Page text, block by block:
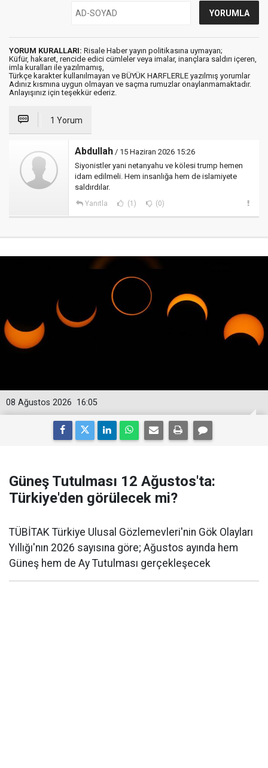
YORUM KURALLARI: Risale Haber yayın politikasına uymayan;
Küfür, hakaret, rencide edici cümleler veya imalar, inançlara saldırı içeren,
imla kuralları ile yazılmamış,
Türkçe karakter kullanılmayan ve BÜYÜK HARFLERLE yazılmış yorumlar
Adınız kısmına uygun olmayan ve saçma rumuzlar onaylanmamaktadır.
Anlayışınız için teşekkür ederiz.
1 Yorum
Abdullah / 15 Haziran 2026 15:26
Siyonistler yani netanyahu ve kölesi trump hemen
idam edilmeli. Hem insanlığa hem de islamiyete
saldırdılar.
Yanıtla (1) (0)
16:05
08 Ağustos 2026
Güneş Tutulması 12 Ağustos'ta:
Türkiye'den görülecek mi?
TÜBİTAK Türkiye Ulusal Gözlemevleri'nin Gök Olayları
Yıllığı'nın 2026 sayısına göre; Ağustos ayında hem
Güneş hem de Ay Tutulması gerçekleşecek